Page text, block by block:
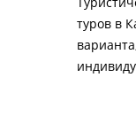
туров в